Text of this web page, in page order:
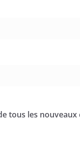
tous les